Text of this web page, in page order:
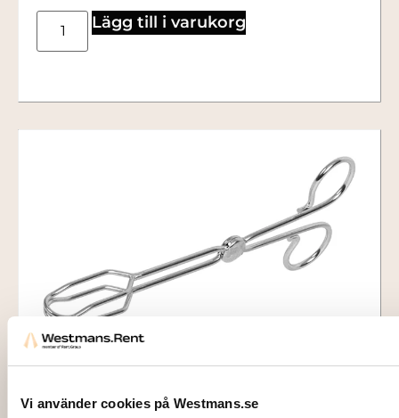
Vi använder cookies på Westmans.se
Lägg till i varukorg
1541
TÅNG